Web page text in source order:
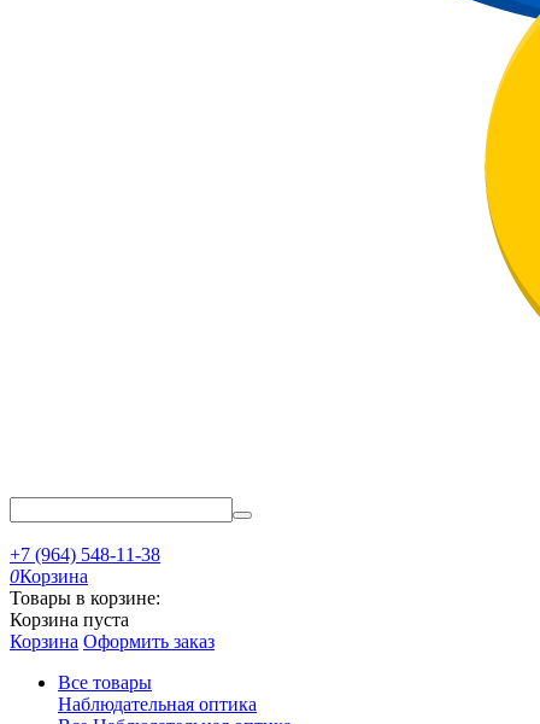
+7 (964) 548-11-38
0Корзина
Товары в корзине:
Корзина пуста
Корзина Оформить заказ
Все товары
Наблюдательная оптика